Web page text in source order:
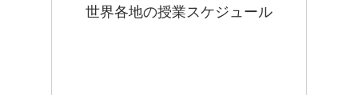
世界各地の授業スケジュール